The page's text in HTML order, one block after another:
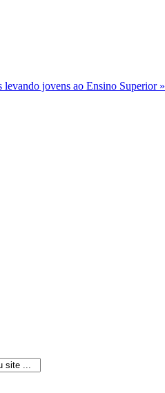
jovens ao Ensino Superior »